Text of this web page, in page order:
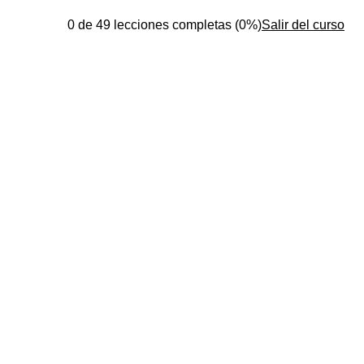
0 de 49 lecciones completas (0%)Salir del curso